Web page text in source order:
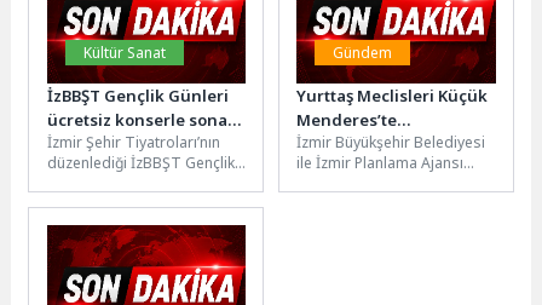
Kültür Sanat
İzBBŞT Gençlik Günleri
ücretsiz konserle sona
erecek
İzmir Şehir Tiyatroları’nın
düzenlediği İzBBŞT Gençlik
Karayel Band konseriyle
sona erecek....
Gündem
Yurttaş Meclisleri Küçük
Menderes’te
tamamlandı, sıra yeni
ilçelerde
İzmir Büyükşehir Belediyesi
ile İzmir Planlama Ajansı